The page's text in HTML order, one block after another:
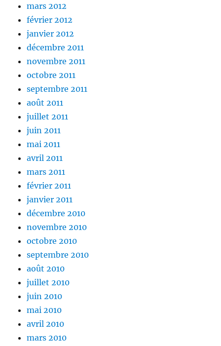
mars 2012
février 2012
janvier 2012
décembre 2011
novembre 2011
octobre 2011
septembre 2011
août 2011
juillet 2011
juin 2011
mai 2011
avril 2011
mars 2011
février 2011
janvier 2011
décembre 2010
novembre 2010
octobre 2010
septembre 2010
août 2010
juillet 2010
juin 2010
mai 2010
avril 2010
mars 2010